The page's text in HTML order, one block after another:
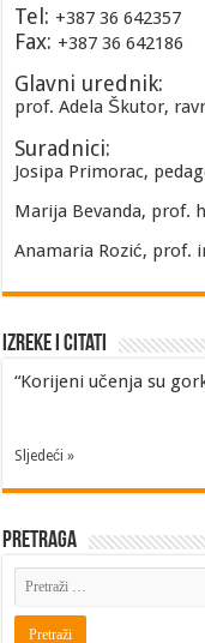
Tel: +387 36 642357
Fax: +387 36 642186
Glavni urednik:
prof. Adela Škutor,
Suradnici:
Josipa Primorac,
Marija Bevanda, prof.
Anamaria Rozić, prof.
Izreke i Citati
“Korijeni učenja su
Sljedeći »
Pretraga